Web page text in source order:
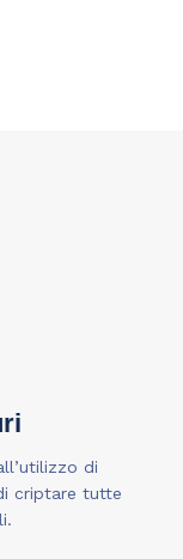
di
criptare tutte